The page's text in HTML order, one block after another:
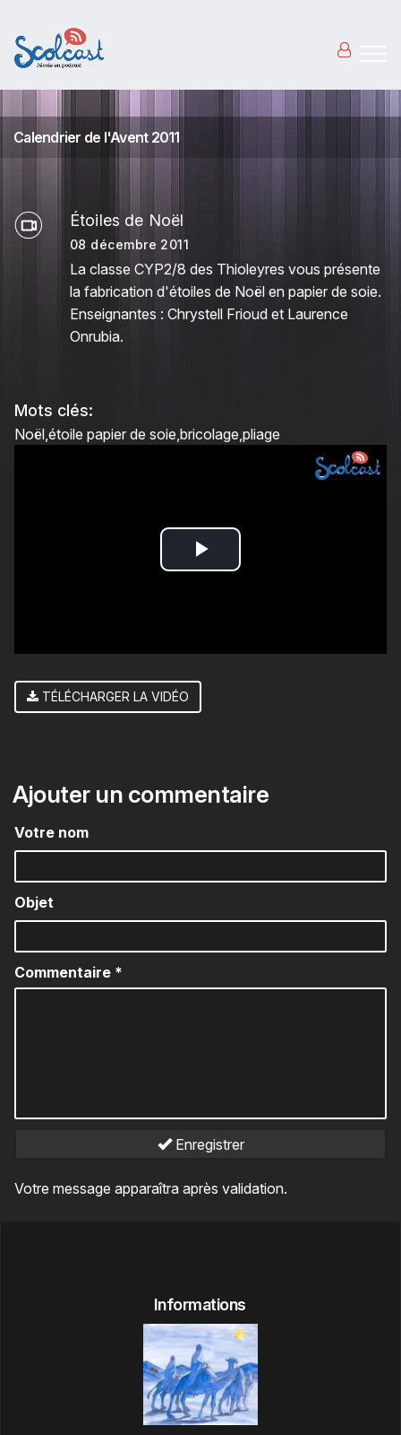
Calendrier de l'Avent 2011
Étoiles de Noël
08 décembre 2011
La classe CYP2/8 des Thioleyres vous présente
la fabrication d'étoiles de Noël en papier de soie.
Enseignantes : Chrystell Frioud et Laurence
Onrubia.
Mots clés:
Noël étoile papier de soie bricolage pliage
Play
TÉLÉCHARGER LA VIDÉO
Ajouter un commentaire
Votre nom
Objet
Commentaire *
Enregistrer
Votre message apparaîtra après validation.
Informations